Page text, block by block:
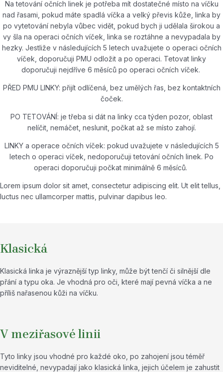
Na tetování očních linek je potřeba mít dostatečné místo na víčku
nad řasami, pokud máte spadlá víčka a velký převis kůže, linka by
po vytetování nebyla vůbec vidět, pokud bych ji udělala širokou a
vy šla na operaci očních víček, linka se roztáhne a nevypadala by
hezky. Jestliže v následujících 5 letech uvažujete o operaci očních
víček, doporučuji PMU odložit a po operaci. Tetovat linky
doporučuji nejdříve 6 měsíců po operaci očních víček.
PŘED PMU LINKY: přijít odlíčená, bez umělých řas, bez kontaktních
čoček.
PO TETOVÁNÍ: je třeba si dát na linky cca týden pozor, oblast
nelíčit, nemáčet, neslunit, počkat až se místo zahojí.
LINKY a operace očních víček: pokud uvažujete v následujících 5
letech o operaci víček, nedoporučuji tetování očních linek. Po
operaci doporučuji počkat minimálně 6 měsíců.
Lorem ipsum dolor sit amet, consectetur adipiscing elit. Ut elit tellus,
luctus nec ullamcorper mattis, pulvinar dapibus leo.
Klasická
Klasická linka je výraznější typ linky, může být tenčí či silnější dle
přání a typu oka. Je vhodná pro oči, které mají pevná víčka a ne
příliš nařasenou kůži na víčku.
V meziřasové linii
Tyto linky jsou vhodné pro každé oko, po zahojení jsou téměř
neviditelné, nevypadají jako klasická linka, jejich účelem je zahustit